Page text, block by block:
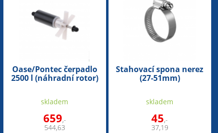
Oase/Pontec čerpadlo
2500 l (náhradní rotor)
skladem
659,-
544,63
Stahovací spona nerez
(27-51mm)
skladem
45,-
37,19